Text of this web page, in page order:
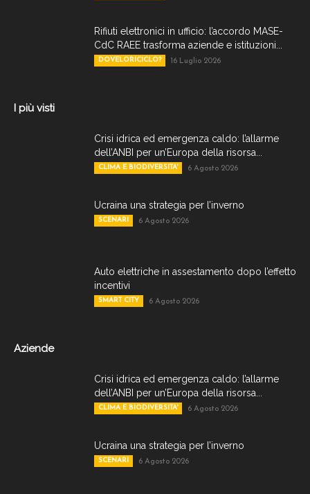
Rifiuti elettronici in ufficio: l’accordo MASE-
CdC RAEE trasforma aziende e istituzioni...
DOVELORICICLO? 16 Luglio 2026
I più visti
Crisi idrica ed emergenza caldo: l’allarme
dell’ANBI per un’Europa della risorsa...
CLIMA E BIODIVERSITA' 6 Agosto 2026
Ucraina una strategia per l’inverno
SCENARI 6 Agosto 2026
Auto elettriche in assestamento dopo l’effetto
incentivi
SMART CITY 6 Agosto 2026
Aziende
Crisi idrica ed emergenza caldo: l’allarme
dell’ANBI per un’Europa della risorsa...
CLIMA E BIODIVERSITA' 6 Agosto 2026
Ucraina una strategia per l’inverno
SCENARI 6 Agosto 2026